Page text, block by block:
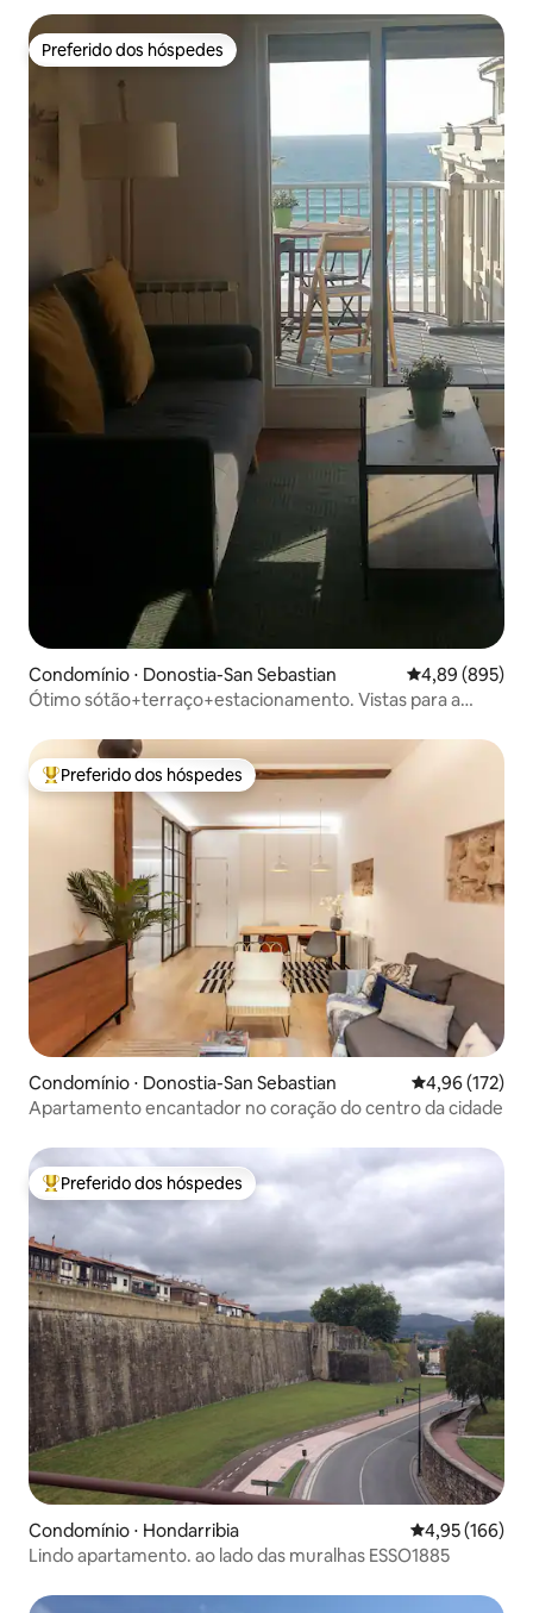
Preferido dos hóspedes
Preferido dos hóspedes
Condomínio ⋅ Donostia-San Sebastian 4,89 de uma
4,89 (895)
Ótimo sótão+terraço+estacionamento. Vistas para a
Entre os melhores preferidos dos hóspedes
Preferido dos hóspedes
Condomínio ⋅ Donostia-San Sebastian 4,96 de uma
4,96 (172)
Apartamento encantador no coração do centro da cidade
Entre os melhores preferidos dos hóspedes
Preferido dos hóspedes
Condomínio ⋅ Hondarribia 4,95 de uma
4,95 (166)
Lindo apartamento. ao lado das muralhas ESSO1885